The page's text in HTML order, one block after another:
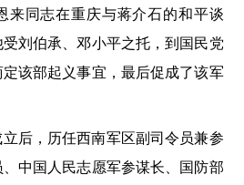
来同志在重庆与蒋介石的和平谈
刘伯承、邓小平之托，到国民党
该部起义事宜，最后促成了该军
后，历任西南军区副司令员兼参
中国人民志愿军参谋长、国防部